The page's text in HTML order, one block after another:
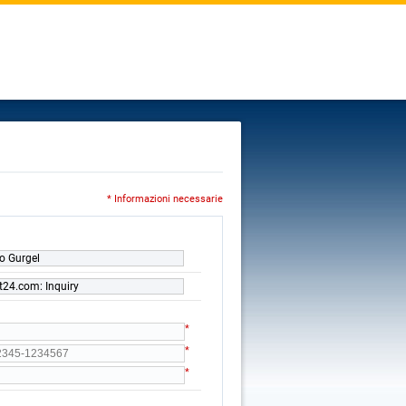
* Informazioni necessarie
Gurgel
Inquiry
*
*
*